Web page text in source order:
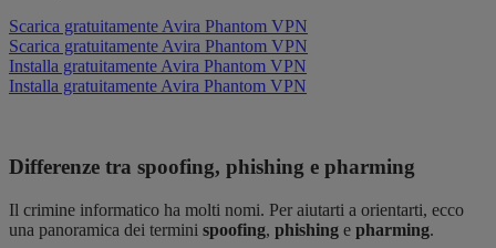
Scarica gratuitamente Avira Phantom VPN
Scarica gratuitamente Avira Phantom VPN
Installa gratuitamente Avira Phantom VPN
Installa gratuitamente Avira Phantom VPN
Differenze tra spoofing, phishing e pharming
Il crimine informatico ha molti nomi. Per aiutarti a orientarti, ecco
una panoramica dei termini spoofing, phishing e pharming.